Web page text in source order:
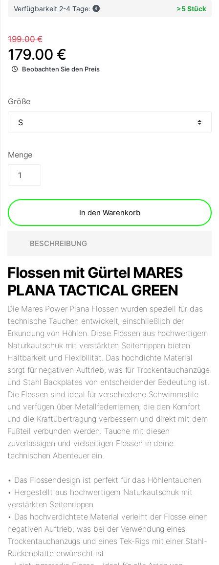
Verfügbarkeit 2-4 Tage: >5 Stück
199.00 €
179.00 €
Beobachten Sie den Preis
Größe
Menge
In den Warenkorb
BESCHREIBUNG
Flossen mit Gürtel MARES
PLANA TACTICAL GREEN
Die Mares Power Plana Flossen wurden speziell für das
technische Tauchen entwickelt, einschließlich der
Erkundung von Höhlen. Diese Flossen aus hochwertigem
Naturkautschuk mit verstärkten Seitenrippen bieten
Haltbarkeit und Flexibilität. Das hochdichte Material
sorgt für negativen Auftrieb, was für Trockentauchanzüge
und Stahl Backplates von entscheidender Bedeutung ist.
Die Flossen sind ideal für verschiedene Schwimmstile
und verfügen über Metallfederriemen, die den Komfort
und die Kraftübertragung verbessern und direkt mit dem
Fußteil verbunden werden. Tauche mit diesen
zuverlässigen und vielseitigen Flossen in deine
technischen Abenteuer ein.
• Das Flossendesign ist perfekt für das Höhlentauchen
• Hergestellt aus hochwertigem Naturkautschuk mit
verstärkten Seitenrippen
• Das hochverdichtete Material verleiht der Flosse einen
negativen Auftrieb, was bei der Verwendung eines
Trockentauchanzugs und eines Tek-Rigs mit einer Stahl-
Rückenplatte erwünscht ist